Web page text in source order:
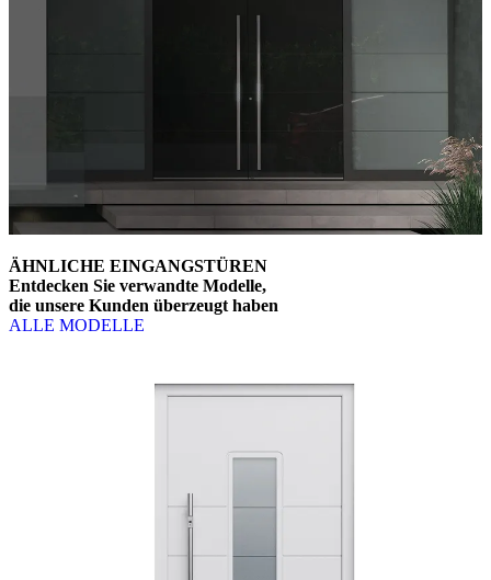
ÄHNLICHE EINGANGSTÜREN
Entdecken Sie verwandte Modelle,
die unsere Kunden überzeugt haben
ALLE MODELLE